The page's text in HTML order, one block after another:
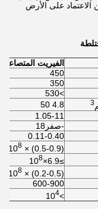
على الأرض
الفيريت المتصاعد
450
350
>530
3
4.8 50
1.05-11
-صفر18
0.11-0.40
(0.5-0.9) × 10
8
≥6.9×10
8
(0.2-0.5) × 10
8
600-900
>10
4